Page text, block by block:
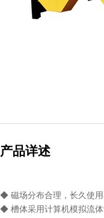
产品详述
◆ 磁场分布合理，长久使用
◆ 槽体采用计算机模拟流体